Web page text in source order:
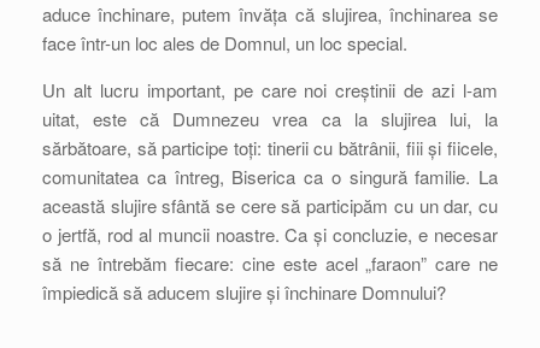
aduce închinare, putem învăța că slujirea, închinarea se
face într-un loc ales de Domnul, un loc special.
Un alt lucru important, pe care noi creștinii de azi l-am
uitat, este că Dumnezeu vrea ca la slujirea lui, la
sărbătoare, să participe toți: tinerii cu bătrânii, fiii și fiicele,
comunitatea ca întreg, Biserica ca o singură familie. La
această slujire sfântă se cere să participăm cu un dar, cu
o jertfă, rod al muncii noastre. Ca și concluzie, e necesar
să ne întrebăm fiecare: cine este acel „faraon” care ne
împiedică să aducem slujire și închinare Domnului?